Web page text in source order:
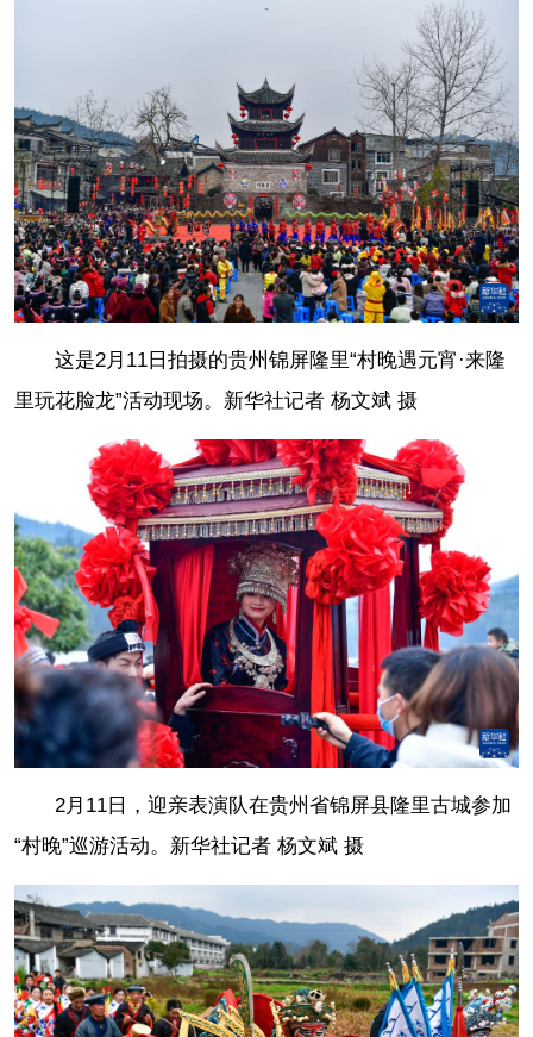
这是2月11日拍摄的贵州锦屏隆里“村晚遇元宵·来隆
里玩花脸龙”活动现场。 新华社记者 杨文斌 摄
2月11日，迎亲表演队在贵州省锦屏县隆里古城参加
“村晚”巡游活动。 新华社记者 杨文斌 摄